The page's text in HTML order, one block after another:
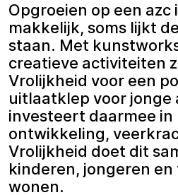
Opgroeien op een azc
makkelijk, soms lijkt
staan. Met
creatieve activiteiten
Vrolijkheid voor een
uitlaatklep voor jonge
investeert daarmee in
ontwikkeling,
Vrolijkheid doet dit
kinderen, jongeren
wonen.